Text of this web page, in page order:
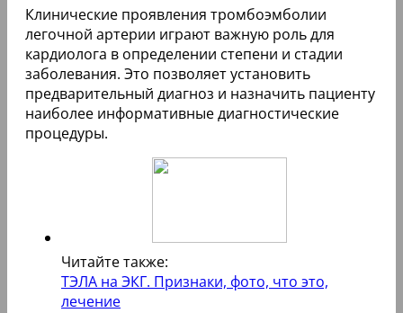
Клинические проявления тромбоэмболии
легочной артерии играют важную роль для
кардиолога в определении степени и стадии
заболевания. Это позволяет установить
предварительный диагноз и назначить пациенту
наиболее информативные диагностические
процедуры.
Читайте также:
ТЭЛА на ЭКГ. Признаки, фото, что это,
лечение